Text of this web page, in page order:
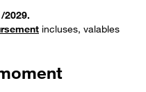
2029.
incluses, valables